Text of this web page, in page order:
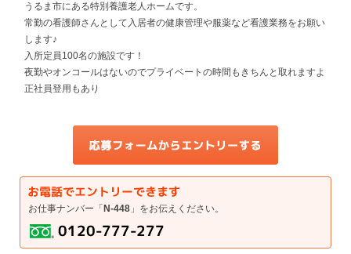
うるま市にある特別養護老人ホームです。
常勤の看護師さんとして入居者の健康管理や服薬など看護業務をお願い
します♪
入所定員100名の施設です！
夜勤やオンコールはないのでプライベートの時間もきちんと取れますよ
正社員登用もあり
お仕事ナンバー「 N-448 」をお伝えください。